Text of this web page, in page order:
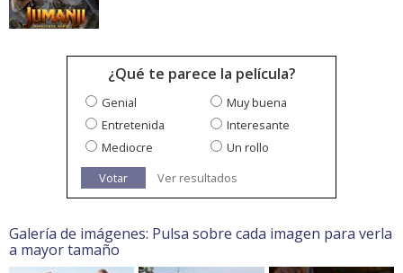
¿Qué te parece la película?
Genial
Muy buena
Entretenida
Interesante
Mediocre
Un rollo
Votar
Ver resultados
Galería de imágenes: Pulsa sobre cada imagen para verla
a mayor tamaño